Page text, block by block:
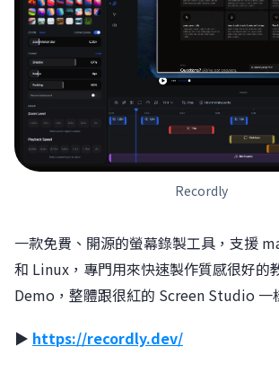
Recordly
一款免費、開源的螢幕錄製工具，支援
和 Linux，專門用來快速製作質感很好的
Demo，整體跟很紅的 Screen Studio 一
▶︎ https://recordly.dev/